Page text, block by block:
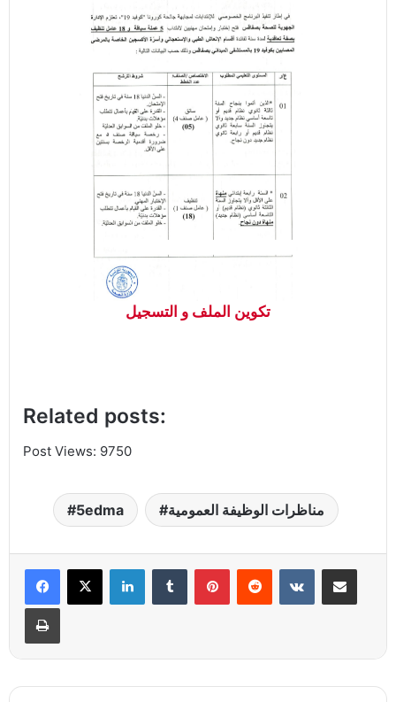
تكوين الملف و التسجيل
Related posts:
Post Views: 9750
5edma مناظرات الوظيفة العمومية
LinkedinTumblr PinterestReddit VKontaktePartager par email
Imprimer